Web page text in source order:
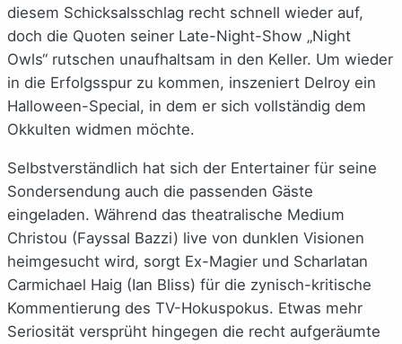
diesem Schicksalsschlag recht schnell wieder auf,
doch die Quoten seiner Late-Night-Show „Night
Owls“ rutschen unaufhaltsam in den Keller. Um wieder
in die Erfolgsspur zu kommen, inszeniert Delroy ein
Halloween-Special, in dem er sich vollständig dem
Okkulten widmen möchte.
Selbstverständlich hat sich der Entertainer für seine
Sondersendung auch die passenden Gäste
eingeladen. Während das theatralische Medium
Christou (Fayssal Bazzi) live von dunklen Visionen
heimgesucht wird, sorgt Ex-Magier und Scharlatan
Carmichael Haig (Ian Bliss) für die zynisch-kritische
Kommentierung des TV-Hokuspokus. Etwas mehr
Seriosität versprüht hingegen die recht aufgeräumte